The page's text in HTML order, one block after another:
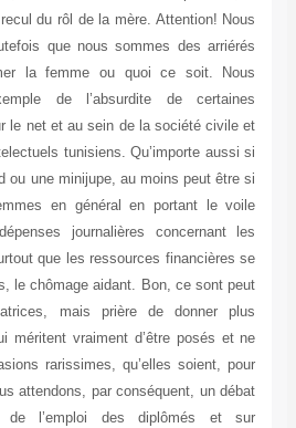
du rôl de la mère. Attention! Nous
que nous sommes des arriérés
la femme ou quoi ce soit. Nous
de l’absurdite de certaines
le net et au sein de la société civile et
tunisiens. Qu’importe aussi si
ou une minijupe, au moins peut être si
en général en portant le voile
journalières concernant les
que les ressources financières se
le chômage aidant. Bon, ce sont peut
mais prière de donner plus
méritent vraiment d’être posés et ne
rarissimes, qu’elles soient, pour
attendons, par conséquent, un débat
l’emploi des diplômés et sur